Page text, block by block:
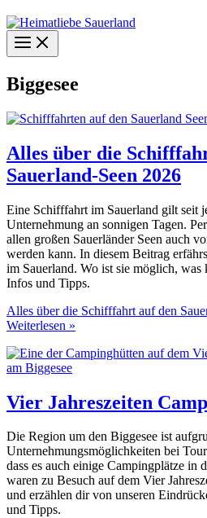
Biggesee
Alles über die
Sauerland-Seen 2026
Eine Schifffahrt im Sauerland gilt seit
Unternehmung an sonnigen Tagen.
allen großen Sauerländer Seen auch
werden kann. In diesem Beitrag
im Sauerland. Wo ist sie möglich, was
Infos und Tipps.
Alles über die Schifffahrt auf den
Weiterlesen »
Vier Jahreszeiten
Die Region um den Biggesee ist
Unternehmungsmöglichkeiten bei
dass es auch einige Campingplätze in
waren zu Besuch auf dem Vier
und erzählen dir von unseren
und Tipps.